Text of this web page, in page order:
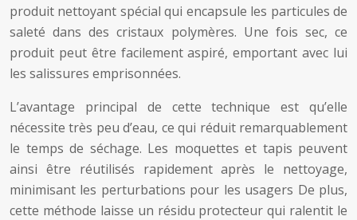
produit nettoyant spécial qui encapsule les particules de
saleté dans des cristaux polymères. Une fois sec, ce
produit peut être facilement aspiré, emportant avec lui
les salissures emprisonnées.
L’avantage principal de cette technique est qu’elle
nécessite très peu d’eau, ce qui réduit remarquablement
le temps de séchage. Les moquettes et tapis peuvent
ainsi être réutilisés rapidement après le nettoyage,
minimisant les perturbations pour les usagers De plus,
cette méthode laisse un résidu protecteur qui ralentit le